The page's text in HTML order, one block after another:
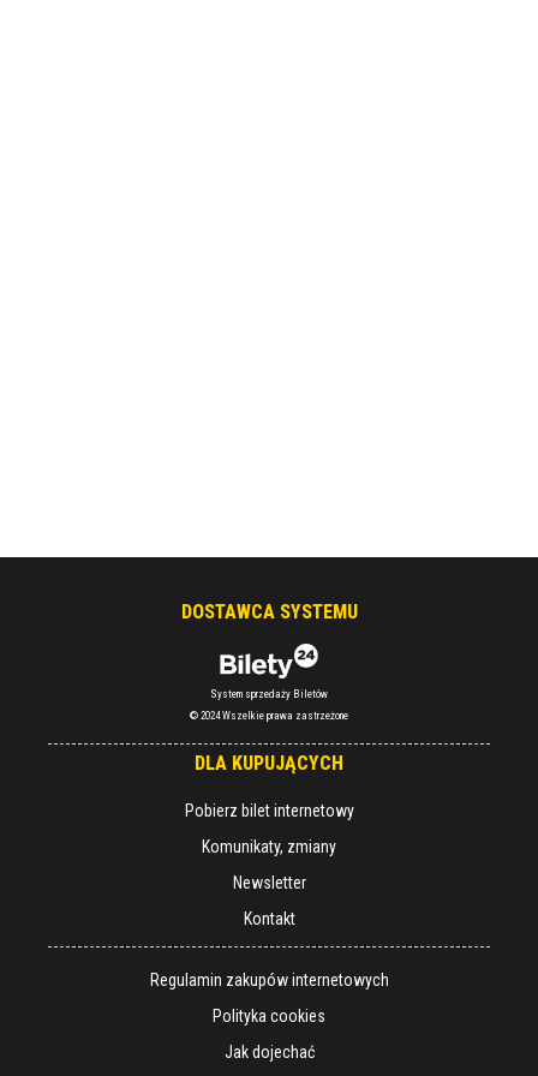
DOSTAWCA SYSTEMU
System sprzedaży Biletów
© 2024 Wszelkie prawa zastrzeżone
DLA KUPUJĄCYCH
Pobierz bilet internetowy
Komunikaty, zmiany
Newsletter
Kontakt
Regulamin zakupów internetowych
Polityka cookies
Jak dojechać